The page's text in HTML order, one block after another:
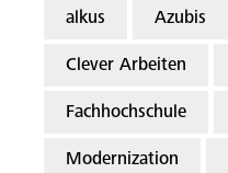
alkus Azubis
Clever Arbeiten
Fachhochschule
Modernization